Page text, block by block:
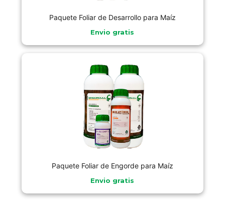
Paquete Foliar de Desarrollo para Maíz
Envio gratis
Paquete Foliar de Engorde para Maíz
Envio gratis